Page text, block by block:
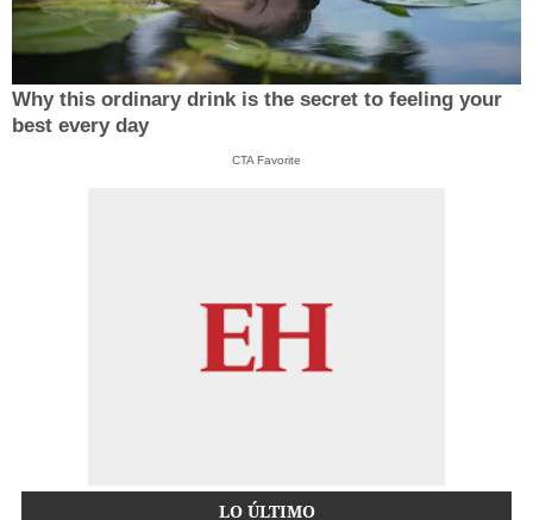
Why this ordinary drink is the secret to feeling your
best every day
CTA Favorite
LO ÚLTIMO